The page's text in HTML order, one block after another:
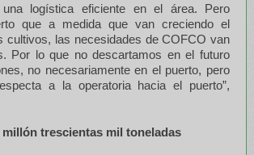
una logística eficiente en el área. Pero
que a medida que van creciendo el
cultivos, las necesidades de COFCO van
Por lo que no descartamos en el futuro
no necesariamente en el puerto, pero
a la operatoria hacia el puerto”,
millón trescientas mil toneladas